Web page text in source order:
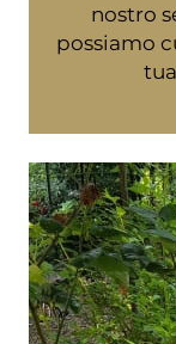
nostro
possiamo